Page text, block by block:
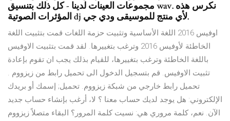
مجموعات العينات لدينا - كل ذلك بتنسيق wav. نكرس هذه
المؤثرات الصوتية dj لأي منتج للموسيقى ودي جي.
اوفيس 2016 اللغة الأساسية وتثبيت حزمة اللغات قمت بتثبيت اللغة
الخاطئة لأوفيس 2016 وترغب بتغييرها. لقد قمت بتثبيت الاوفيس
باللغة الخاطئة وترغب بتغييرها، للقيام بذلك يجب ان تقوم بإعادة
تثبيت الاوفيس. قم بتسجيل الدخول الى تحميل رابط من زيزووم .
تحميل رابط خارجي من شبكة زيزووم. تحميل; إسمك أو بريدك
الإلكتروني: هل يوجد لديك حساب معنا ؟ لا، أرغب بإنشاء حساب جديد
الآن. نعم، كلمة مروري هي: نسيت كلمة المرور؟ البقاء متصلاً زيزووم